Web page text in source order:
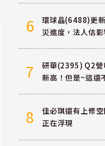
6
環球晶(6488)更
災進度，法人估
7
研華(2395) Q2營
新高！但是~這還
8
佳必琪還有上修
正在浮現